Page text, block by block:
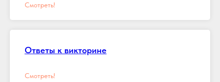
Смотреть!
Ответы к викторине
Смотреть!